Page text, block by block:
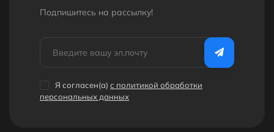
Подпишитесь на рассылкy!
Я согласен(a) с политикой обработки
персональных данных